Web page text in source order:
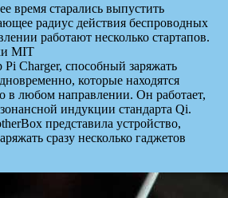
время старались выпустить
радиус действия беспроводных
работают несколько стартапов.
MIT
Charger, способный заряжать
которые находятся
в любом направлении. Он работает,
индукции стандарта Qi.
представила устройство,
сразу несколько гаджетов